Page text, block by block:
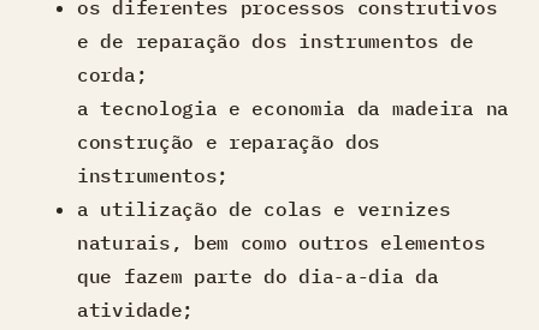
os diferentes processos construtivos
e de reparação dos instrumentos de
corda;
a tecnologia e economia da madeira na
construção e reparação dos
instrumentos;
a utilização de colas e vernizes
naturais, bem como outros elementos
que fazem parte do dia-a-dia da
atividade;